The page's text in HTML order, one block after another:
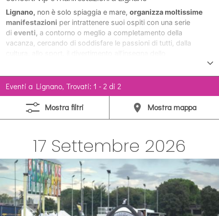
Lignano, non è solo spiaggia e mare, organizza moltissime
manifestazioni per intrattenere suoi ospiti con una serie
di eventi, a contorno o meglio a completamento della
vacanza, cercando di soddisfare le passioni di tutti, dalla
con maggior frequenza durante la
manifestazioni aeree, feste, spettacoli
pirotecnici, Personaggi di fama nazionale e
internazionaleintervengono numerosi, allietando le giornate di
Lignano.
Eventi a Lignano, Trovati: 1 - 2 di 2
Mostra filtri Mostra mappa
17 Settembre 2026